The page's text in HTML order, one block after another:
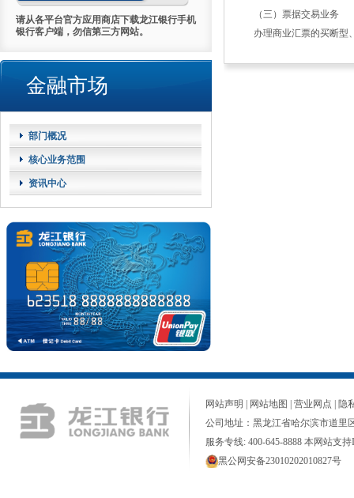
请从各平台官方应用商店下载龙江银行手机
银行客户端，勿信第三方网站。
金融市场
部门概况
核心业务范围
资讯中心
（三）票据交易业务
办理商业汇票的买断型
网站声明 | 网站地图 | 营业网点 | 隐
公司地址：黑龙江省哈尔滨市道里
服务专线: 400-645-8888 本网站支持
黑公网安备23010202010827号